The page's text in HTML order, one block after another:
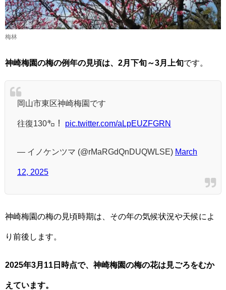
梅林
神崎梅園の梅の例年の見頃は、2月下旬～3月上旬です。
岡山市東区神崎梅園です
往復130㌔！ pic.twitter.com/aLpEUZFGRN
— イノケンツマ (@rMaRGdQnDUQWLSE) March
12, 2025
神崎梅園の梅の見頃時期は、その年の気候状況や天候によ
り前後します。
2025年3月11日時点で、神崎梅園の梅の花は見ごろをむか
えています。